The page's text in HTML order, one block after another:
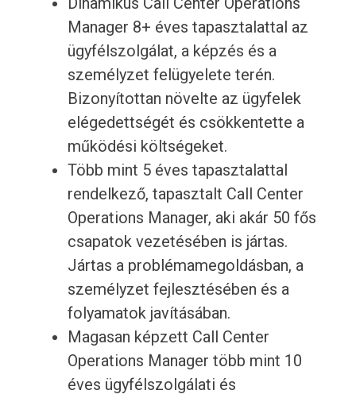
Manager 8+ éves tapasztalattal az
ügyfélszolgálat, a képzés és a
személyzet felügyelete terén.
Bizonyítottan növelte az ügyfelek
elégedettségét és csökkentette a
működési költségeket.
Több mint 5 éves tapasztalattal
rendelkező, tapasztalt Call Center
Operations Manager, aki akár 50 fős
csapatok vezetésében is jártas.
Jártas a problémamegoldásban, a
személyzet fejlesztésében és a
folyamatok javításában.
Magasan képzett Call Center
Operations Manager több mint 10
éves ügyfélszolgálati és